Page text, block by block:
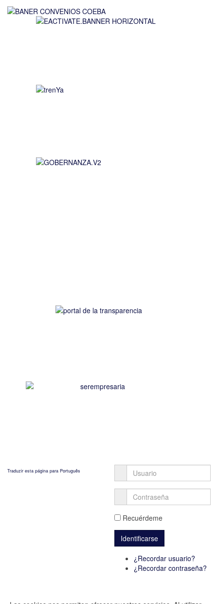
Traduzir esta página para Português
Recuérdeme
¿Recordar usuario?
¿Recordar contraseña?